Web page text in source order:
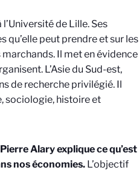
l’Université de Lille. Ses
qu’elle peut prendre et sur les
Il met en évidence
L’Asie du Sud-est,
de recherche privilégié. Il
sociologie, histoire et
Alary explique ce qu’est
nos économies.L’objectif